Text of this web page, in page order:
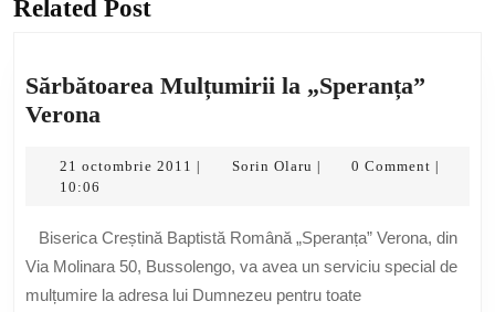
Previous
Related Post
Sărbătoarea Mulțumirii la „Speranța”
Verona
la
Verona
21 octombrie 2011 21
| Sorin Olaru Sorin
| 0 Comment |
10:06
Biserica Creștină Baptistă Română „Speranța” Verona, din
Via Molinara 50, Bussolengo, va avea un serviciu special de
mulțumire la adresa lui Dumnezeu pentru toate